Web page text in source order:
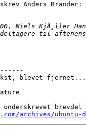
Anders Brander:
blevet fjernet...
brevdel
archives/ubuntu-